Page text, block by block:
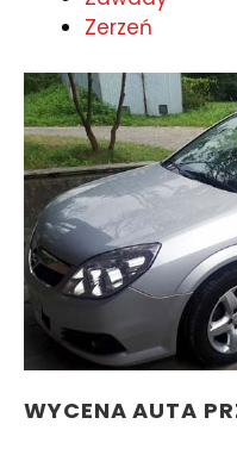
Zerzeń
WYCENA AUTA